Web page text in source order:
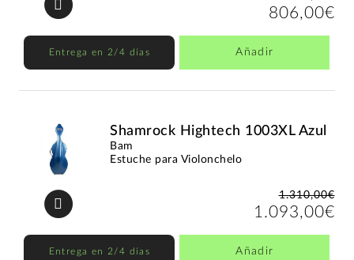
806,00€
Entrega en 2/4 días Añadir
Shamrock Hightech 1003XL Azul
Bam
Estuche para Violonchelo
1.310,00€
1.093,00€
Entrega en 2/4 días Añadir